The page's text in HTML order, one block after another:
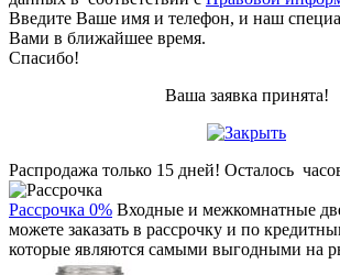
Введите Ваше имя и телефон, и наш
Вами в ближайшее время.
Спасибо!
Ваша заявка принята!
Распродажа только 15 дней! Осталось
Рассрочка 0% Входные и межкомнатные
можете заказать в рассрочку и по
которые являются самыми выгодными на